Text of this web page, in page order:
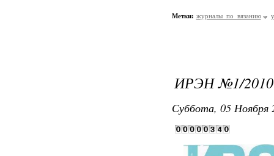
Метки: журналы_по_вязанию
ИРЭН №1/2010
Суббота, 05 Ноября